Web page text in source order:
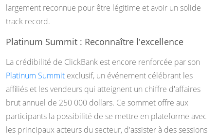
largement reconnue pour être légitime et avoir un solide
track record.
Platinum Summit : Reconnaître l'excellence
La crédibilité de ClickBank est encore renforcée par son
Platinum Summit exclusif, un événement célébrant les
affiliés et les vendeurs qui atteignent un chiffre d'affaires
brut annuel de 250 000 dollars. Ce sommet offre aux
participants la possibilité de se mettre en plateforme avec
les principaux acteurs du secteur, d'assister à des sessions